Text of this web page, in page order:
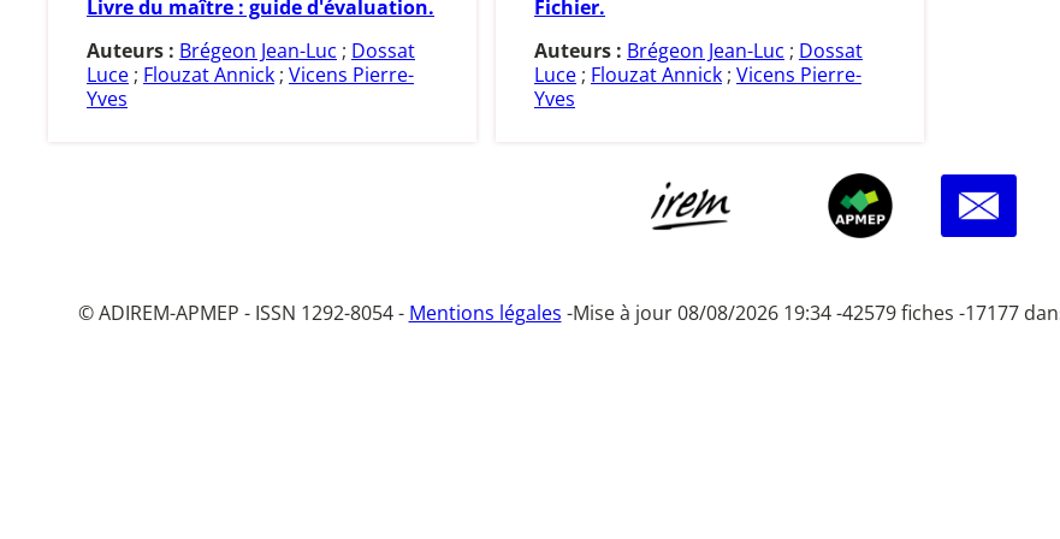
Livre du maître : guide d'évaluation.
Auteurs : Brégeon Jean-Luc ; Dossat
Luce ; Flouzat Annick ; Vicens Pierre-
Yves
Fichier.
Auteurs : Brégeon Jean-Luc ; Dossat
Luce ; Flouzat Annick ; Vicens Pierre-
Yves
© ADIREM-APMEP - ISSN 1292-8054 - Mentions légales -Mise à jour 08/08/2026 19:34 -42579 fiches -17177